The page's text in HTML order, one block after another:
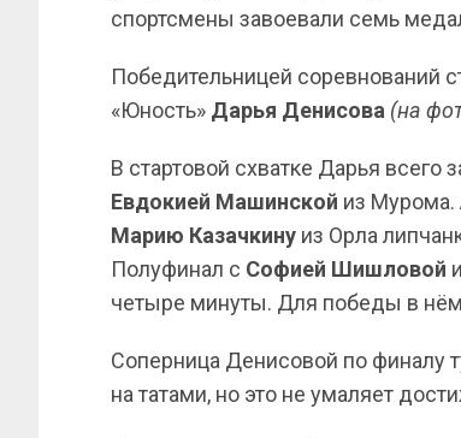
спортсмены завоевали семь
Победительницей соревнований
«Юность» Дарья Денисова (на
В стартовой схватке Дарья
Евдокией Машинской из Мурома.
Марию Казачкину из Орла
Полуфинал с Софией Шишловой
четыре минуты. Для победы в нём
Соперница Денисовой по финалу
на татами, но это не умаляет